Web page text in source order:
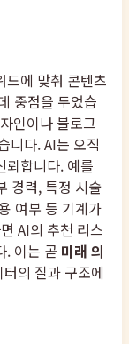
드에 맞춰 콘텐츠
중점을 두었습
인이나 블로그
니다. AI는 오직
뢰합니다. 예를
경력, 특정 시술
여부 등 기계가
AI의 추천 리스
. 이는 곧 미래 의
의 질과 구조에